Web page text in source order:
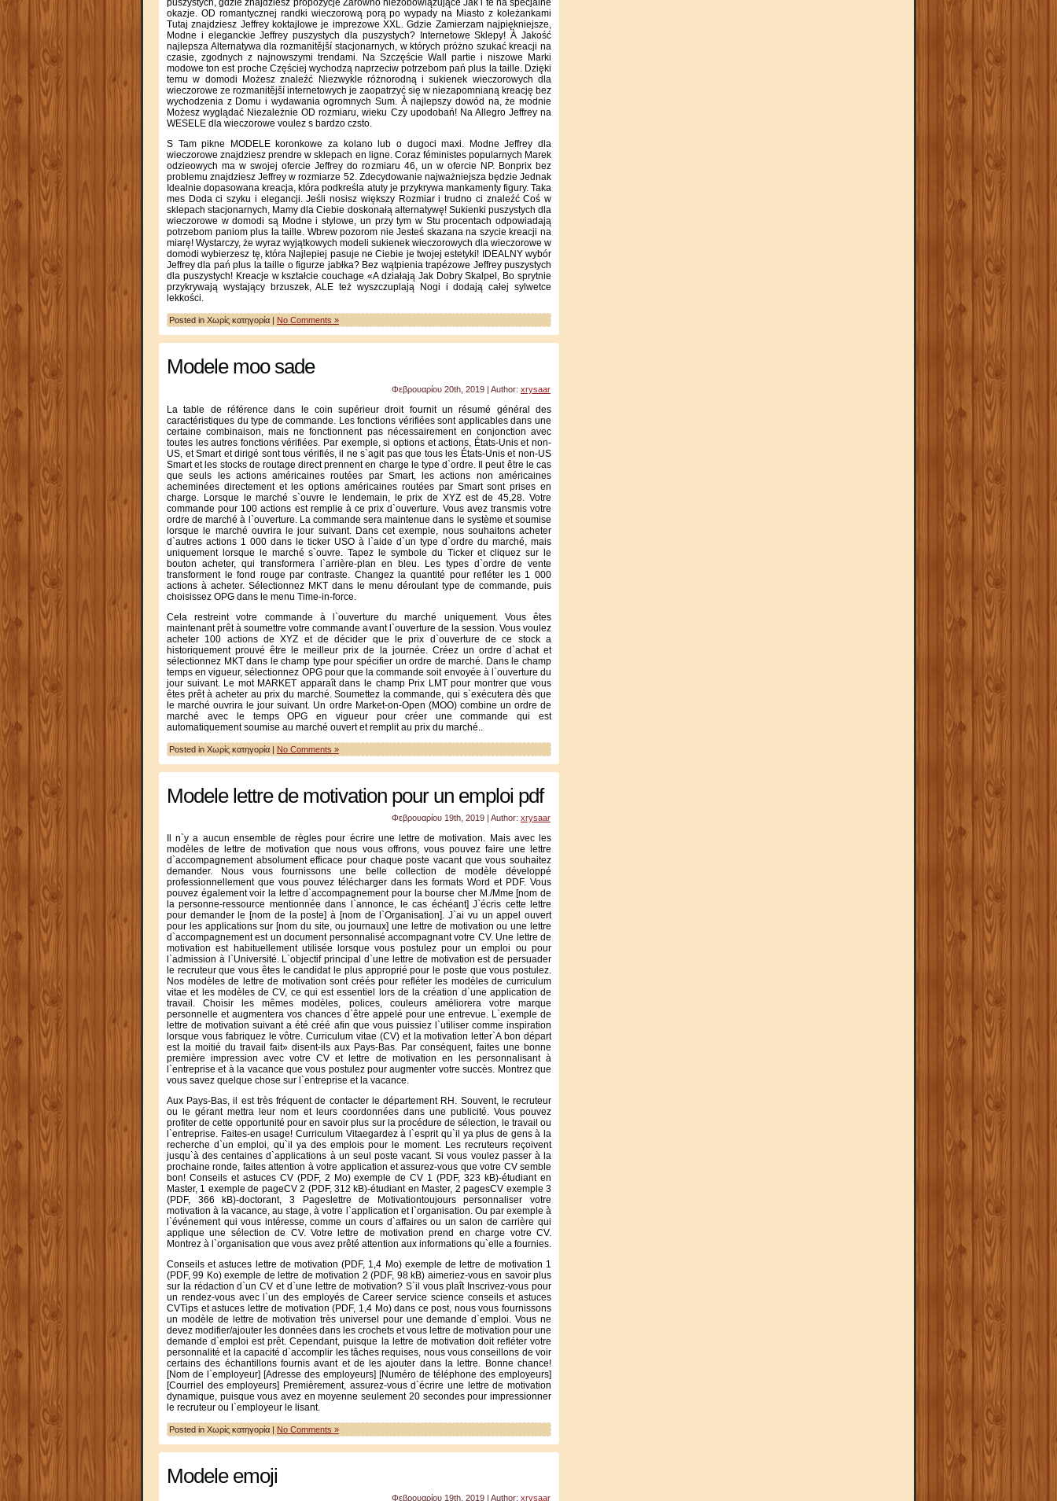
puszystych, gdzie znajdziesz propozycje Zarówno niezobowiązujące Jak i te na specjalne
okazje. OD romantycznej randki wieczorową porą po wypady na Miasto z koleżankami
Tutaj znajdziesz Jeffrey koktajlowe je imprezowe XXL. Gdzie Zamierzam najpiękniejsze,
Modne i eleganckie Jeffrey puszystych dla puszystych? Internetowe Sklepy! À Jakość
najlepsza Alternatywa dla rozmanitější stacjonarnych, w których próżno szukać kreacji na
czasie, zgodnych z najnowszymi trendami. Na Szczęście Wall partie i niszowe Marki
modowe ton est proche Częściej wychodzą naprzeciw potrzebom pań plus la taille. Dzięki
temu w domodi Możesz znaleźć Niezwykle różnorodną i sukienek wieczorowych dla
wieczorowe ze rozmanitější internetowych je zaopatrzyć się w niezapomnianą kreację bez
wychodzenia z Domu i wydawania ogromnych Sum. À najlepszy dowód na, że modnie
Możesz wyglądać Niezależnie OD rozmiaru, wieku Czy upodobań! Na Allegro Jeffrey na
WESELE dla wieczorowe voulez s bardzo czsto.
S Tam pikne MODELE koronkowe za kolano lub o dugoci maxi. Modne Jeffrey dla
wieczorowe znajdziesz prendre w sklepach en ligne. Coraz féministes popularnych Marek
odzieowych ma w swojej ofercie Jeffrey do rozmiaru 46, un w ofercie NP. Bonprix bez
problemu znajdziesz Jeffrey w rozmiarze 52. Zdecydowanie najważniejsza będzie Jednak
Idealnie dopasowana kreacja, która podkreśla atuty je przykrywa mankamenty figury. Taka
mes Doda ci szyku i elegancji. Jeśli nosisz większy Rozmiar i trudno ci znaleźć Coś w
sklepach stacjonarnych, Mamy dla Ciebie doskonałą alternatywę! Sukienki puszystych dla
wieczorowe w domodi są Modne i stylowe, un przy tym w Stu procentach odpowiadają
potrzebom paniom plus la taille. Wbrew pozorom nie Jesteś skazana na szycie kreacji na
miarę! Wystarczy, że wyraz wyjątkowych modeli sukienek wieczorowych dla wieczorowe w
domodi wybierzesz tę, która Najlepiej pasuje ne Ciebie je twojej estetyki! IDEALNY wybór
Jeffrey dla pań plus la taille o figurze jabłka? Bez wątpienia trapézowe Jeffrey puszystych
dla puszystych! Kreacje w kształcie couchage «A działają Jak Dobry Skalpel, Bo sprytnie
przykrywają wystający brzuszek, ALE też wyszczuplają Nogi i dodają całej sylwetce
lekkości.
Posted in Χωρίς κατηγορία | No Comments »
Modele moo sade
Φεβρουαρίου 20th, 2019 | Author: xrysaar
La table de référence dans le coin supérieur droit fournit un résumé général des
caractéristiques du type de commande. Les fonctions vérifiées sont applicables dans une
certaine combinaison, mais ne fonctionnent pas nécessairement en conjonction avec
toutes les autres fonctions vérifiées. Par exemple, si options et actions, États-Unis et non-
US, et Smart et dirigé sont tous vérifiés, il ne s`agit pas que tous les États-Unis et non-US
Smart et les stocks de routage direct prennent en charge le type d`ordre. Il peut être le cas
que seuls les actions américaines routées par Smart, les actions non américaines
acheminées directement et les options américaines routées par Smart sont prises en
charge. Lorsque le marché s`ouvre le lendemain, le prix de XYZ est de 45,28. Votre
commande pour 100 actions est remplie à ce prix d`ouverture. Vous avez transmis votre
ordre de marché à l`ouverture. La commande sera maintenue dans le système et soumise
lorsque le marché ouvrira le jour suivant. Dans cet exemple, nous souhaitons acheter
d`autres actions 1 000 dans le ticker USO à l`aide d`un type d`ordre du marché, mais
uniquement lorsque le marché s`ouvre. Tapez le symbole du Ticker et cliquez sur le
bouton acheter, qui transformera l`arrière-plan en bleu. Les types d`ordre de vente
transforment le fond rouge par contraste. Changez la quantité pour refléter les 1 000
actions à acheter. Sélectionnez MKT dans le menu déroulant type de commande, puis
choisissez OPG dans le menu Time-in-force.
Cela restreint votre commande à l`ouverture du marché uniquement. Vous êtes
maintenant prêt à soumettre votre commande avant l`ouverture de la session. Vous voulez
acheter 100 actions de XYZ et de décider que le prix d`ouverture de ce stock a
historiquement prouvé être le meilleur prix de la journée. Créez un ordre d`achat et
sélectionnez MKT dans le champ type pour spécifier un ordre de marché. Dans le champ
temps en vigueur, sélectionnez OPG pour que la commande soit envoyée à l`ouverture du
jour suivant. Le mot MARKET apparaît dans le champ Prix LMT pour montrer que vous
êtes prêt à acheter au prix du marché. Soumettez la commande, qui s`exécutera dès que
le marché ouvrira le jour suivant. Un ordre Market-on-Open (MOO) combine un ordre de
marché avec le temps OPG en vigueur pour créer une commande qui est
automatiquement soumise au marché ouvert et remplit au prix du marché..
Posted in Χωρίς κατηγορία | No Comments »
Modele lettre de motivation pour un emploi pdf
Φεβρουαρίου 19th, 2019 | Author: xrysaar
Il n`y a aucun ensemble de règles pour écrire une lettre de motivation. Mais avec les
modèles de lettre de motivation que nous vous offrons, vous pouvez faire une lettre
d`accompagnement absolument efficace pour chaque poste vacant que vous souhaitez
demander. Nous vous fournissons une belle collection de modèle développé
professionnellement que vous pouvez télécharger dans les formats Word et PDF. Vous
pouvez également voir la lettre d`accompagnement pour la bourse cher M./Mme [nom de
la personne-ressource mentionnée dans l`annonce, le cas échéant] J`écris cette lettre
pour demander le [nom de la poste] à [nom de l`Organisation]. J`ai vu un appel ouvert
pour les applications sur [nom du site, ou journaux] une lettre de motivation ou une lettre
d`accompagnement est un document personnalisé accompagnant votre CV. Une lettre de
motivation est habituellement utilisée lorsque vous postulez pour un emploi ou pour
l`admission à l`Université. L`objectif principal d`une lettre de motivation est de persuader
le recruteur que vous êtes le candidat le plus approprié pour le poste que vous postulez.
Nos modèles de lettre de motivation sont créés pour refléter les modèles de curriculum
vitae et les modèles de CV, ce qui est essentiel lors de la création d`une application de
travail. Choisir les mêmes modèles, polices, couleurs améliorera votre marque
personnelle et augmentera vos chances d`être appelé pour une entrevue. L`exemple de
lettre de motivation suivant a été créé afin que vous puissiez l`utiliser comme inspiration
lorsque vous fabriquez le vôtre. Curriculum vitae (CV) et la motivation letter`A bon départ
est la moitié du travail fait» disent-ils aux Pays-Bas. Par conséquent, faites une bonne
première impression avec votre CV et lettre de motivation en les personnalisant à
l`entreprise et à la vacance que vous postulez pour augmenter votre succès. Montrez que
vous savez quelque chose sur l`entreprise et la vacance.
Aux Pays-Bas, il est très fréquent de contacter le département RH. Souvent, le recruteur
ou le gérant mettra leur nom et leurs coordonnées dans une publicité. Vous pouvez
profiter de cette opportunité pour en savoir plus sur la procédure de sélection, le travail ou
l`entreprise. Faites-en usage! Curriculum Vitaegardez à l`esprit qu`il ya plus de gens à la
recherche d`un emploi, qu`il ya des emplois pour le moment. Les recruteurs reçoivent
jusqu`à des centaines d`applications à un seul poste vacant. Si vous voulez passer à la
prochaine ronde, faites attention à votre application et assurez-vous que votre CV semble
bon! Conseils et astuces CV (PDF, 2 Mo) exemple de CV 1 (PDF, 323 kB)-étudiant en
Master, 1 exemple de pageCV 2 (PDF, 312 kB)-étudiant en Master, 2 pagesCV exemple 3
(PDF, 366 kB)-doctorant, 3 Pageslettre de Motivationtoujours personnaliser votre
motivation à la vacance, au stage, à votre l`application et l`organisation. Ou par exemple à
l`événement qui vous intéresse, comme un cours d`affaires ou un salon de carrière qui
applique une sélection de CV. Votre lettre de motivation prend en charge votre CV.
Montrez à l`organisation que vous avez prêté attention aux informations qu`elle a fournies.
Conseils et astuces lettre de motivation (PDF, 1,4 Mo) exemple de lettre de motivation 1
(PDF, 99 Ko) exemple de lettre de motivation 2 (PDF, 98 kB) aimeriez-vous en savoir plus
sur la rédaction d`un CV et d`une lettre de motivation? S`il vous plaît Inscrivez-vous pour
un rendez-vous avec l`un des employés de Career service science conseils et astuces
CVTips et astuces lettre de motivation (PDF, 1,4 Mo) dans ce post, nous vous fournissons
un modèle de lettre de motivation très universel pour une demande d`emploi. Vous ne
devez modifier/ajouter les données dans les crochets et vous lettre de motivation pour une
demande d`emploi est prêt. Cependant, puisque la lettre de motivation doit refléter votre
personnalité et la capacité d`accomplir les tâches requises, nous vous conseillons de voir
certains des échantillons fournis avant et de les ajouter dans la lettre. Bonne chance!
[Nom de l`employeur] [Adresse des employeurs] [Numéro de téléphone des employeurs]
[Courriel des employeurs] Premièrement, assurez-vous d`écrire une lettre de motivation
dynamique, puisque vous avez en moyenne seulement 20 secondes pour impressionner
le recruteur ou l`employeur le lisant.
Posted in Χωρίς κατηγορία | No Comments »
Modele emoji
Φεβρουαρίου 19th, 2019 | Author: xrysaar